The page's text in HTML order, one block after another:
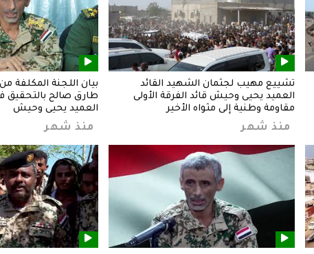
تشييع مهيب لجثمان الشهيد القائد
العميد يحيى وحيش قائد الفرقة الأولى
مقاومة وطنية إلى مثواه الأخير
منذ شهر
بيان اللجنة المكلفة
طارق صالح بالتحقيق
العميد يحيى وحيش
منذ شهر